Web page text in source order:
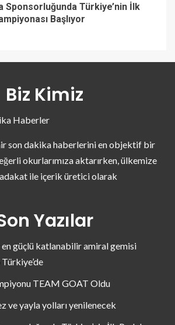
Sponsorluğunda Türkiye’nin İlk
Başlıyor
Biz Kimiz
Haberler
son dakika haberlerini en objektif bir
okurlarımıza aktarırken, ülkemize
ile içerik üretici olarak
Yazılar
en güçlü katlanabilir amiral gemisi
TEAM GOAT Oldu
ve yayla yolları yenilenecek